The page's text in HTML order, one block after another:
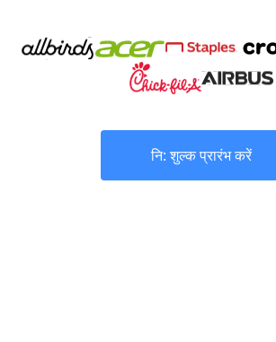
नि: शुल्क प्रारंभ करें